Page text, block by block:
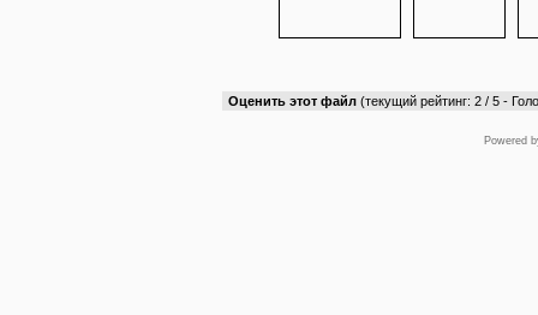
Оценить этот файл (текущий рейтинг: 2 / 5 -
Powered